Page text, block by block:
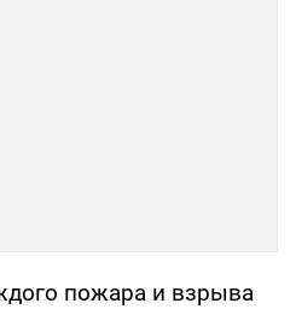
пожара и взрыва